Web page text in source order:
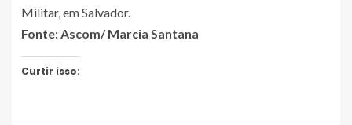
Militar, em Salvador.
Fonte: Ascom/ Marcia Santana
Curtir isso: